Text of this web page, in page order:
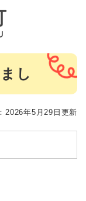
し
2026年5月29日更新